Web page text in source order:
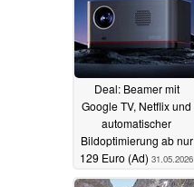
Deal: Beamer mit
Google TV, Netflix und
automatischer
Bildoptimierung ab nur
129 Euro (Ad) 31.05.2026